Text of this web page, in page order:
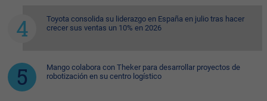
Toyota consolida su liderazgo en España en julio tras hacer
crecer sus ventas un 10% en 2026
Mango colabora con Theker para desarrollar proyectos de
robotización en su centro logístico